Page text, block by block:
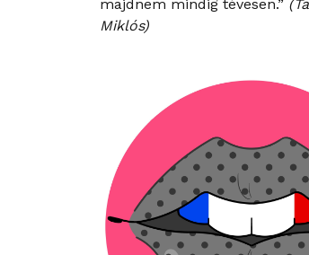
majdnem mindig tévesen.”
Miklós)